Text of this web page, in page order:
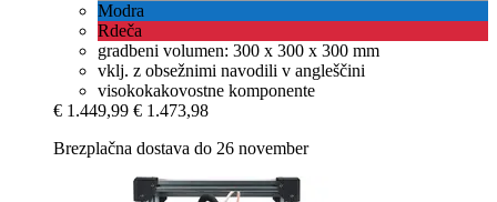
Modra
Rdeča
gradbeni volumen: 300 x 300 x 300 mm
vklj. z obsežnimi navodili v angleščini
visokokakovostne komponente
€ 1.449,99 € 1.473,98
Brezplačna dostava do 26 november